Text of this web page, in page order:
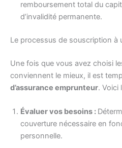
remboursement total du
d’invalidité permanente.
Le processus de souscription à
Une fois que vous avez choisi
conviennent le mieux, il est
d’assurance emprunteur. Voici
Évaluer vos besoins :
couverture nécessaire en
personnelle.